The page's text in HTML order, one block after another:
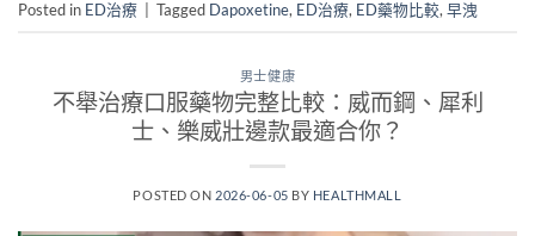
Posted in ED治療 Tagged Dapoxetine, ED治療, ED藥物比較, 早洩
男士健康
不舉治療口服藥物完整比較：威而鋼、犀利
士、樂威壯邊款最適合你？
POSTED ON 2026-06-05 BY HEALTHMALL